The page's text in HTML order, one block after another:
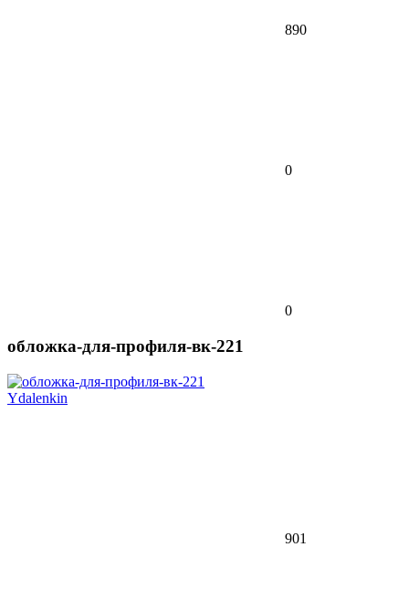
890
0
0
обложка-для-профиля-вк-221
Ydalenkin
901